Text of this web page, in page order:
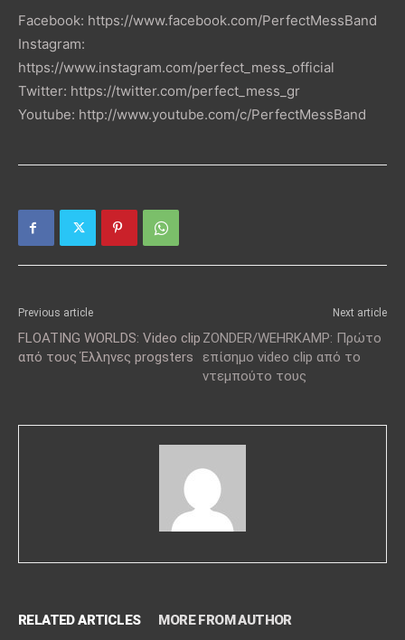
Facebook: https://www.facebook.com/PerfectMessBand
Instagram:
https://www.instagram.com/perfect_mess_official
Twitter: https://twitter.com/perfect_mess_gr
Youtube: http://www.youtube.com/c/PerfectMessBand
Previous article
FLOATING WORLDS: Video clip
από τους Έλληνες progsters
Next article
ZONDER/WEHRKAMP: Πρώτο
επίσημο video clip από το
ντεμπούτο τους
RELATED ARTICLES MORE FROM AUTHOR